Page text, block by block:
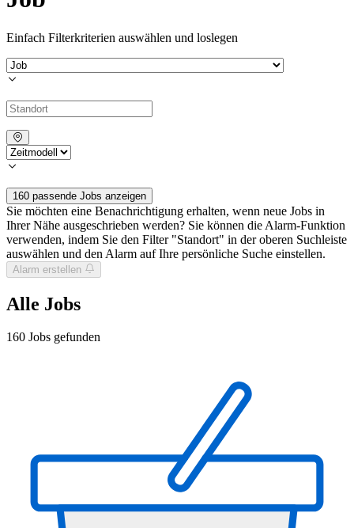
Einfach Filterkriterien auswählen und loslegen
160 passende Jobs anzeigen
Sie möchten eine Benachrichtigung erhalten, wenn neue Jobs in
Ihrer Nähe ausgeschrieben werden? Sie können die Alarm-Funktion
verwenden, indem Sie den Filter "Standort" in der oberen Suchleiste
auswählen und den Alarm auf Ihre persönliche Suche einstellen.
Alarm erstellen
Alle Jobs
160 Jobs gefunden